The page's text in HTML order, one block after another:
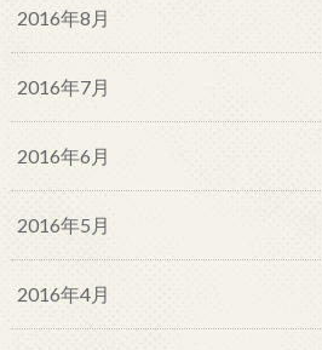
2016年8月
2016年7月
2016年6月
2016年5月
2016年4月